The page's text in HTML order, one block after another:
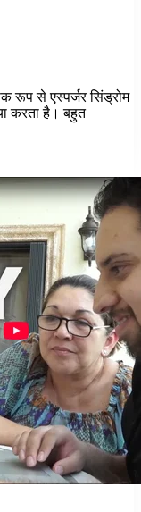
रूप से एस्पर्जर सिंड्रोम
करता है। बहुत